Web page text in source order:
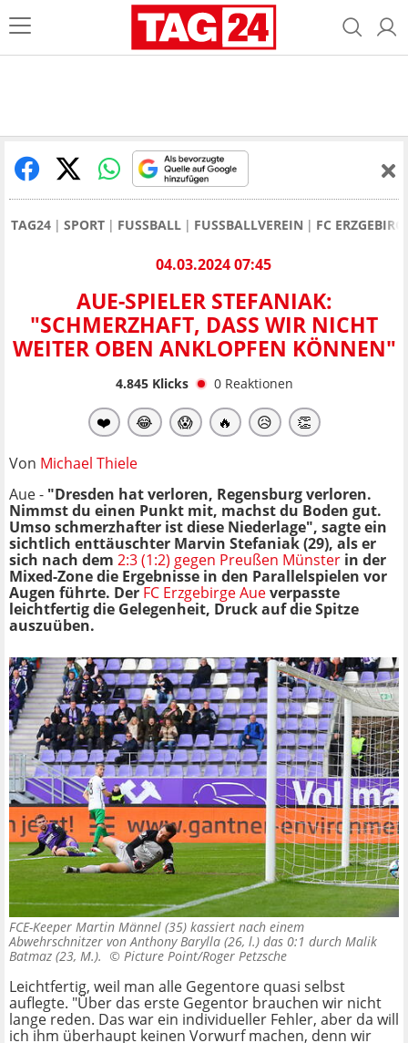
TAG24 SPORT FUSSBALL FUSSBALLVEREIN FC
04.03.2024 07:45
AUE-SPIELER STEFANIAK:
"SCHMERZHAFT, DASS WIR NICHT
WEITER OBEN ANKLOPFEN KÖNNEN"
4.845Klicks 0 Reaktionen
❤️ 😂 😱 🔥 😥 👏
Von Michael Thiele
Aue - "Dresden hat verloren, Regensburg verloren.
Nimmst du einen Punkt mit, machst du Boden gut.
Umso schmerzhafter ist diese Niederlage", sagte ein
sichtlich enttäuschter Marvin Stefaniak (29), als er
sich nach dem 2:3 (1:2) gegen Preußen Münster in der
Mixed-Zone die Ergebnisse in den Parallelspielen vor
Augen führte. Der FC Erzgebirge Aueverpasste
leichtfertig die Gelegenheit, Druck auf die Spitze
auszuüben.
FCE-Keeper Martin Männel (35) kassiert nach einem
Abwehrschnitzer von Anthony Barylla (26, l.) das 0:1 durch Malik
Batmaz (23, M.). © Picture Point/Roger Petzsche
Leichtfertig, weil man alle Gegentore quasi selbst
auflegte. "Über das erste Gegentor brauchen wir nicht
lange reden. Das war ein individueller Fehler, aber da will
ich ihm überhaupt keinen Vorwurf machen, denn wir